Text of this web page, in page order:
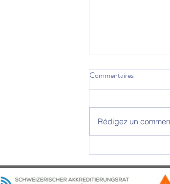
La SWISS UMEF
journée sur la
internationale et
Commentaires
Rédigez un